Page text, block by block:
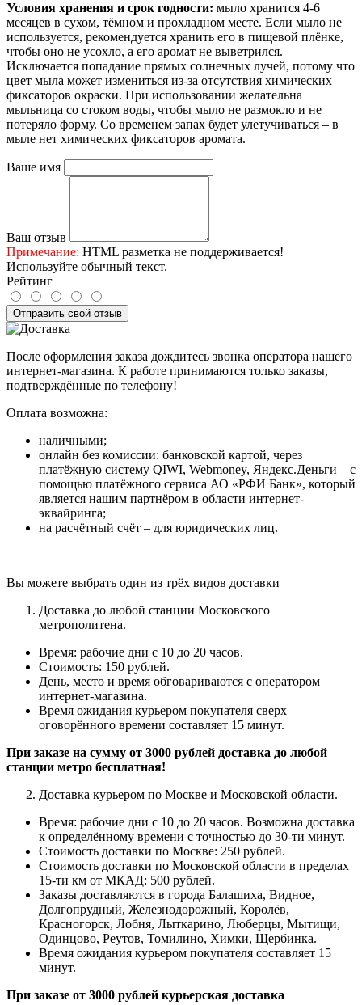
Условия хранения и срок годности: мыло хранится 4-6
месяцев в сухом, тёмном и прохладном месте. Если мыло не
используется, рекомендуется хранить его в пищевой плёнке,
чтобы оно не усохло, а его аромат не выветрился.
Исключается попадание прямых солнечных лучей, потому что
цвет мыла может измениться из-за отсутствия химических
фиксаторов окраски. При использовании желательна
мыльница со стоком воды, чтобы мыло не размокло и не
потеряло форму. Со временем запах будет улетучиваться – в
мыле нет химических фиксаторов аромата.
Ваше имя
Ваш отзыв
Примечание: HTML разметка не поддерживается!
Используйте обычный текст.
Рейтинг
Отправить свой отзыв
После оформления заказа дождитесь звонка оператора нашего
интернет-магазина. К работе принимаются только заказы,
подтверждённые по телефону!
Оплата возможна:
наличными;
онлайн без комиссии: банковской картой, через
платёжную систему QIWI, Webmoney, Яндекс.Деньги – с
помощью платёжного сервиса АО «РФИ Банк», который
является нашим партнёром в области интернет-
эквайринга;
на расчётный счёт – для юридических лиц.
Вы можете выбрать один из трёх видов доставки
Доставка до любой станции Московского
метрополитена.
Время: рабочие дни с 10 до 20 часов.
Стоимость: 150 рублей.
День, место и время обговариваются с оператором
интернет-магазина.
Время ожидания курьером покупателя сверх
оговорённого времени составляет 15 минут.
При заказе на сумму от 3000 рублей доставка до любой
станции метро бесплатная!
Доставка курьером по Москве и Московской области.
Время: рабочие дни с 10 до 20 часов. Возможна доставка
к определённому времени с точностью до 30-ти минут.
Стоимость доставки по Москве: 250 рублей.
Стоимость доставки по Московской области в пределах
15-ти км от МКАД: 500 рублей.
Заказы доставляются в города Балашиха, Видное,
Долгопрудный, Железнодорожный, Королёв,
Красногорск, Лобня, Лыткарино, Люберцы, Мытищи,
Одинцово, Реутов, Томилино, Химки, Щербинка.
Время ожидания курьером покупателя составляет 15
минут.
При заказе от 3000 рублей курьерская доставка